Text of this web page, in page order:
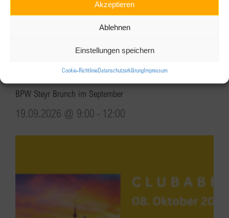
Akzeptieren
Ablehnen
Einstellungen speichern
Cookie-RichtlinieDatenschutzerklärungImpressum
BPW Steyr Brunch im September
19.09.2026 @ 9:00 - 12:00